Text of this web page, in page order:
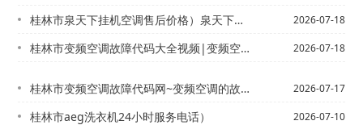
桂林市泉天下挂机空调售后价格）泉天下全国售后维修电话最新的报价 2026-07-18
桂林市变频空调故障代码大全视频|变频空调故障代码大全视频解决新版 2026-07-18
桂林市变频空调故障代码网~变频空调的故障代码 2026-07-17
桂林市aeg洗衣机24小时服务电话） 2026-07-10